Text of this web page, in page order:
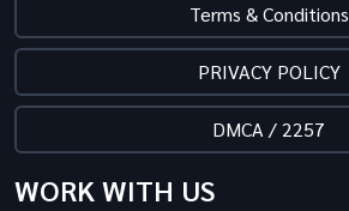
Terms & Conditions
PRIVACY POLICY
DMCA / 2257
WORK WITH US